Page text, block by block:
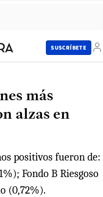
SUSCRÍBETE
más
alzas en
positivos fueron de:
Fondo B Riesgoso
(0,72%).